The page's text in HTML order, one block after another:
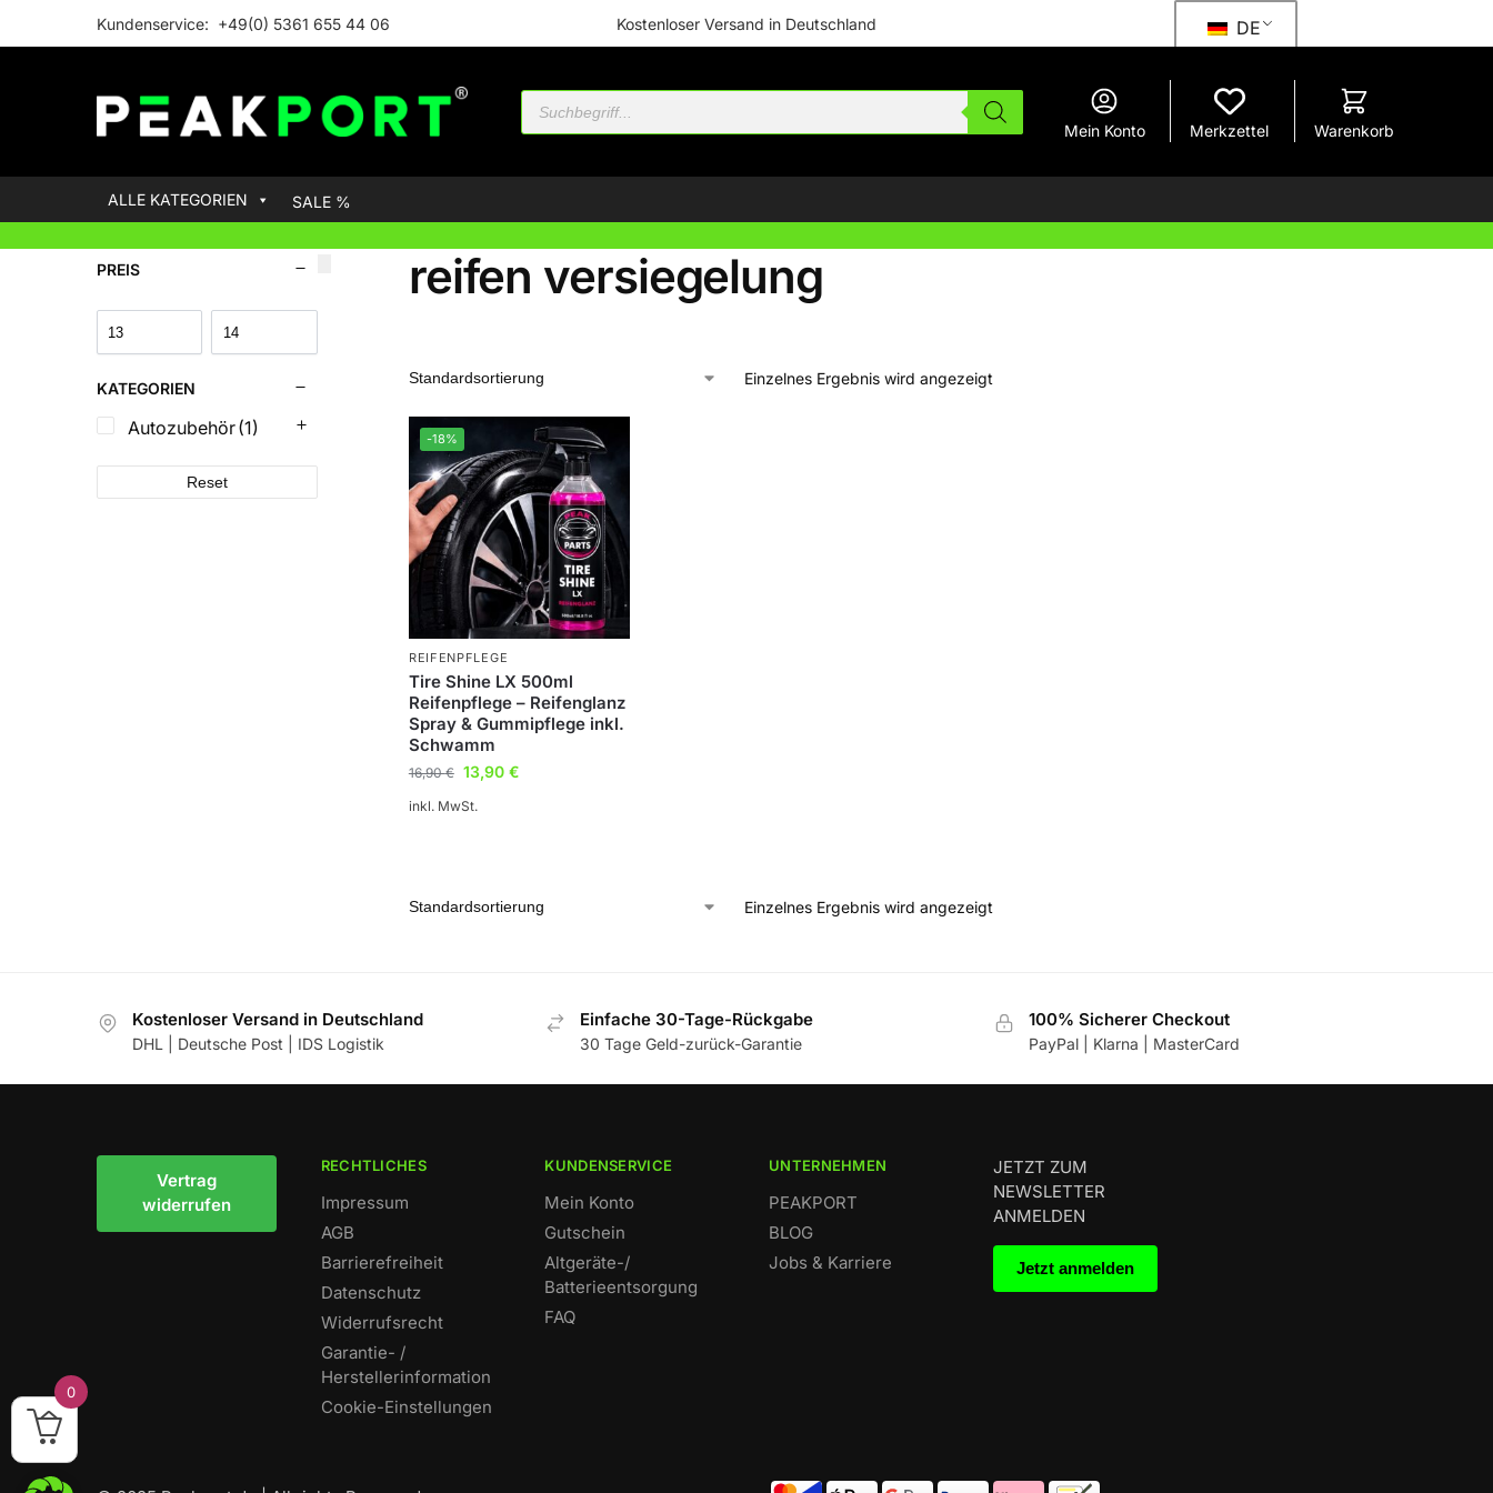
Kundenservice: +49(0) 5361 655 44 06 Kostenloser Versand in Deutschland DE
Mein Konto Merkzettel Warenkorb
ALLE KATEGORIEN SALE %
reifen versiegelung
Einzelnes Ergebnis wird angezeigt
-18%
REIFENPFLEGE
Tire Shine LX 500ml
Reifenpflege – Reifenglanz
Spray & Gummipflege inkl.
Schwamm
16,90€ 13,90 €
inkl. MwSt.
Einzelnes Ergebnis wird angezeigt
PREIS
KATEGORIEN
Autozubehör(1)
Reset
Kostenloser Versand in Deutschland
DHL | Deutsche Post | IDS Logistik
Einfache 30-Tage-Rückgabe
30 Tage Geld-zurück-Garantie
100% Sicherer Checkout
PayPal | Klarna | MasterCard
Vertrag
widerrufen
RECHTLICHES
Impressum
AGB
Barrierefreiheit
Datenschutz
Widerrufsrecht
Garantie- /
Herstellerinformation
Cookie-Einstellungen
KUNDENSERVICE
Mein Konto
Gutschein
Altgeräte-/
Batterieentsorgung
FAQ
UNTERNEHMEN
PEAKPORT
BLOG
Jobs & Karriere
JETZT ZUM
NEWSLETTER
ANMELDEN
0